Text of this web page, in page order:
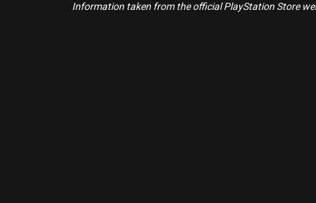
Information taken from the official PlayStation Store